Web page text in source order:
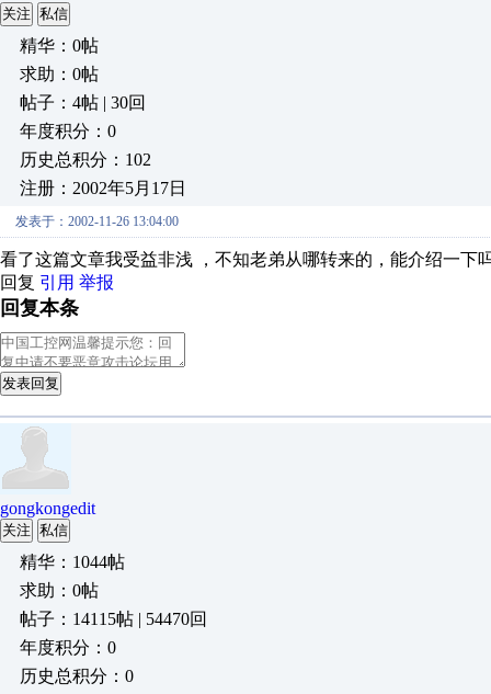
关注 私信
精华：0帖
求助：0帖
帖子：4帖 | 30回
年度积分：0
历史总积分：102
注册：2002年5月17日
发表于：2002-11-26 13:04:00
看了这篇文章我受益非浅 ，不知老弟从哪转来的，能介绍一下
回复 引用 举报
回复本条
发表回复
gongkongedit
关注 私信
精华：1044帖
求助：0帖
帖子：14115帖 | 54470回
年度积分：0
历史总积分：0